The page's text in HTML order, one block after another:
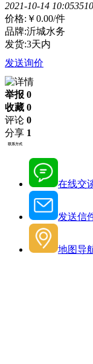
2021-10-14 10:05351
价格: ￥0.00/件
品牌:沂城水务
发货:3天内
发送询价
举报 0
收藏 0
评论 0
分享 1
联系方式
在线交
发送信
地图导